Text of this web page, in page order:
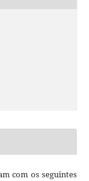
com os seguintes